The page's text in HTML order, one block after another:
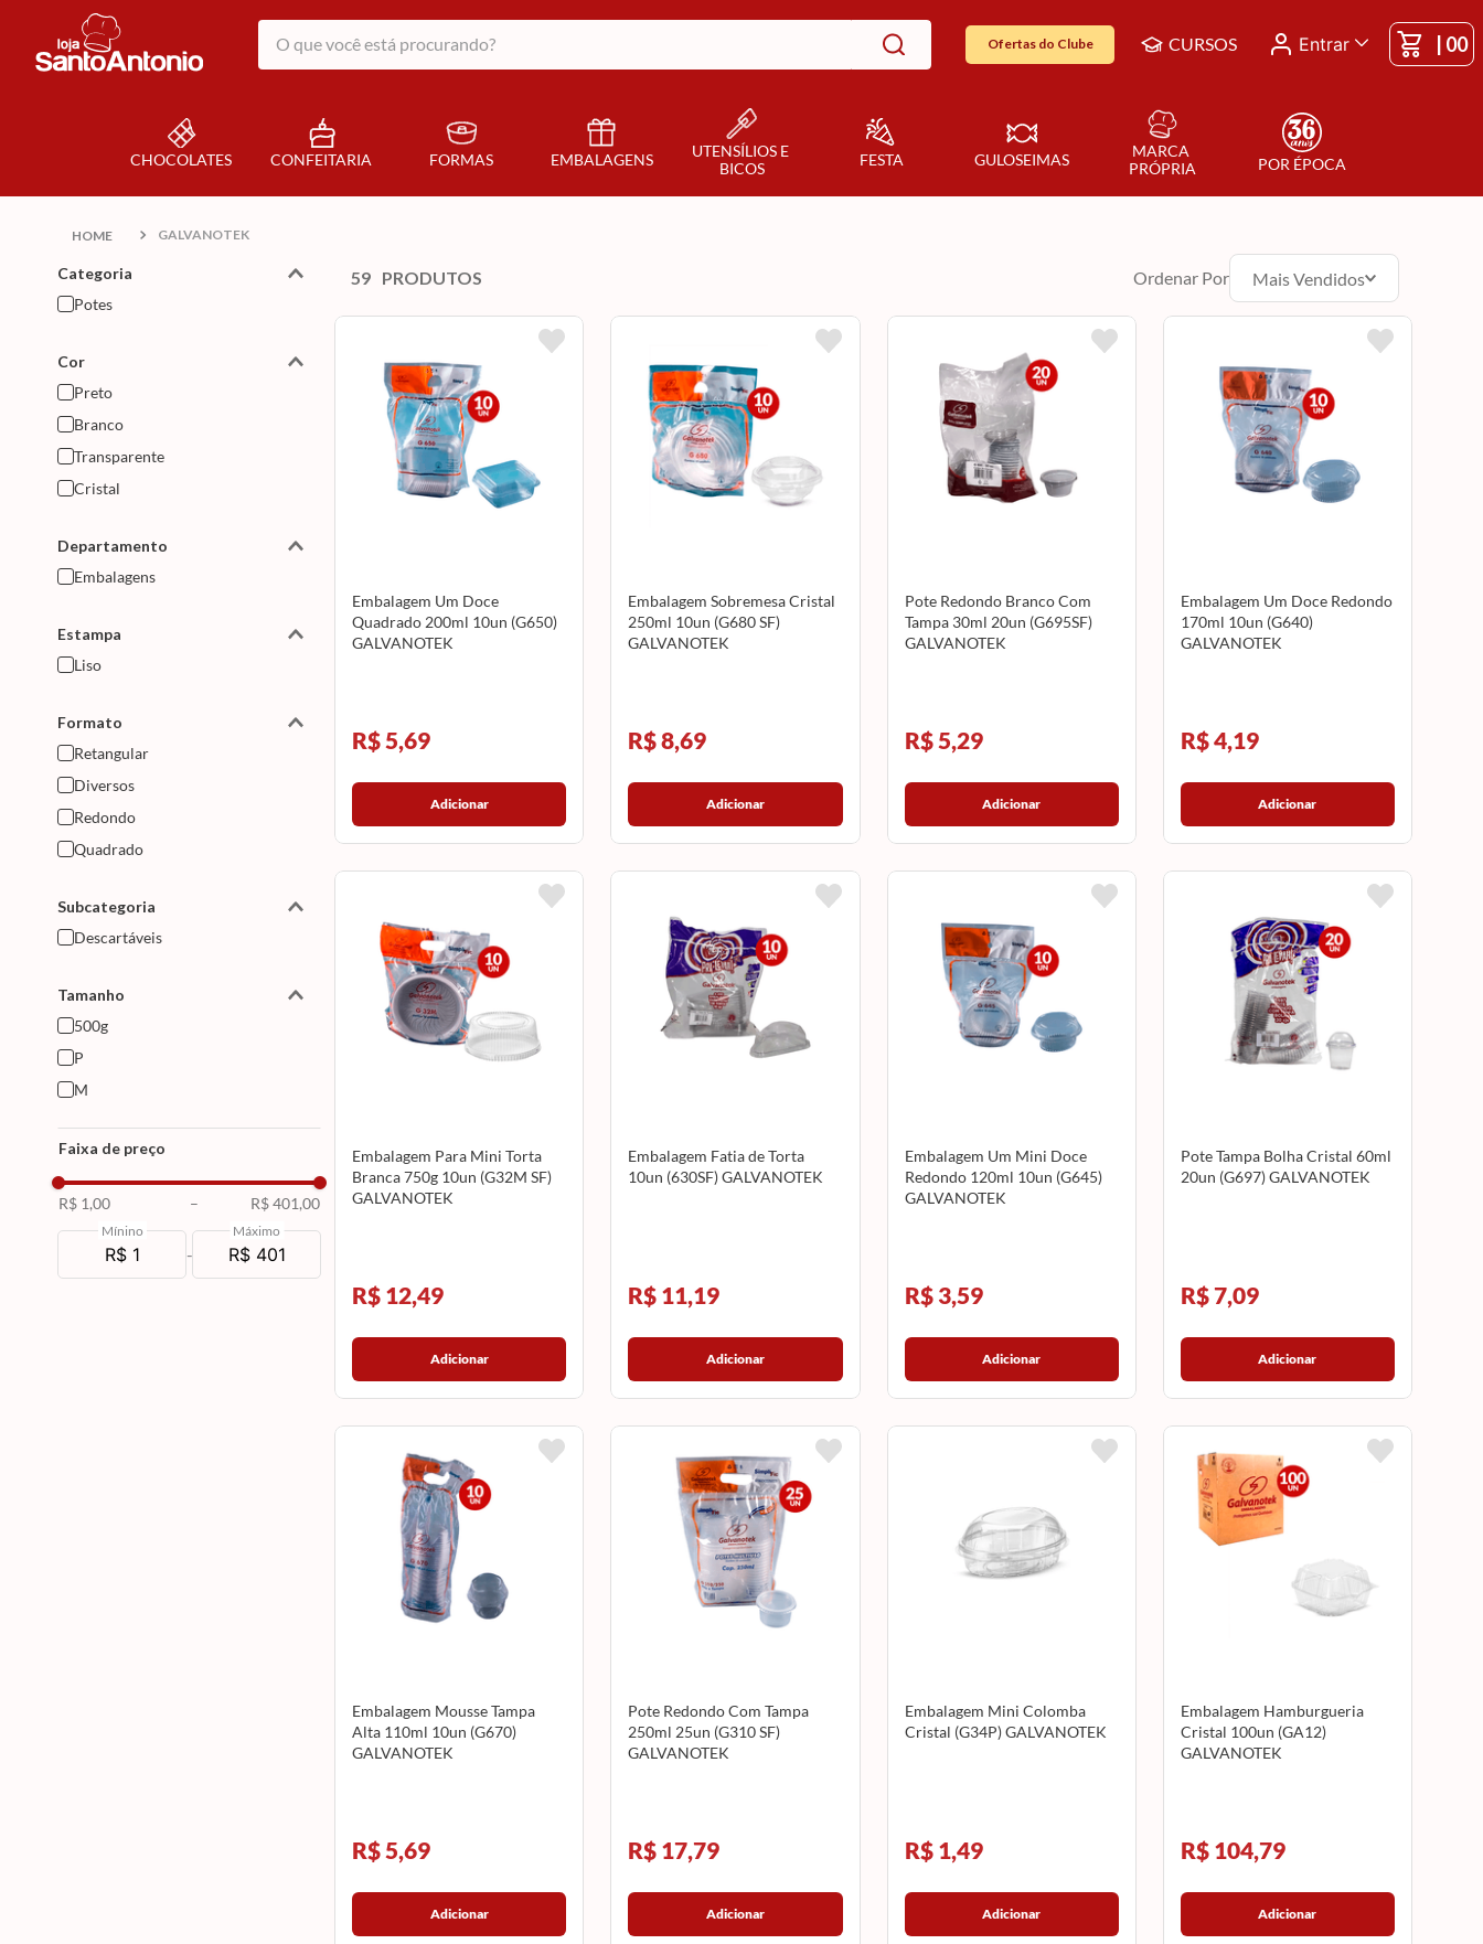
O que você está procurando?
Ofertas do Clube CURSOS Entrar 00
CHOCOLATES CONFEITARIA FORMAS EMBALAGENS
UTENSÍLIOS E
BICOS
FESTA GULOSEIMAS
MARCA
PRÓPRIA
POR ÉPOCA
GALVANOTEK
Categoria
Potes
Cor
Preto
Branco
Transparente
Cristal
Departamento
Embalagens
Estampa
Liso
Formato
Retangular
Diversos
Redondo
Quadrado
Subcategoria
Descartáveis
Tamanho
500g
P
M
Faixa de preço
R$ 1,00 – R$ 401,00
Mínino
-
Máximo
59 PRODUTOS Ordenar Por Mais Vendidos
Embalagem Um Doce
Quadrado 200ml 10un (G650)
GALVANOTEK
R$ 5,69
Adicionar
Embalagem Sobremesa Cristal
250ml 10un (G680 SF)
GALVANOTEK
R$ 8,69
Adicionar
Pote Redondo Branco Com
Tampa 30ml 20un (G695SF)
GALVANOTEK
R$ 5,29
Adicionar
Embalagem Um Doce Redondo
170ml 10un (G640)
GALVANOTEK
R$ 4,19
Adicionar
Embalagem Para Mini Torta
Branca 750g 10un (G32M SF)
GALVANOTEK
R$ 12,49
Adicionar
Embalagem Fatia de Torta
10un (630SF) GALVANOTEK
R$ 11,19
Adicionar
Embalagem Um Mini Doce
Redondo 120ml 10un (G645)
GALVANOTEK
R$ 3,59
Adicionar
Pote Tampa Bolha Cristal 60ml
20un (G697) GALVANOTEK
R$ 7,09
Adicionar
Embalagem Mousse Tampa
Alta 110ml 10un (G670)
GALVANOTEK
R$ 5,69
Adicionar
Pote Redondo Com Tampa
250ml 25un (G310 SF)
GALVANOTEK
R$ 17,79
Adicionar
Embalagem Mini Colomba
Cristal (G34P) GALVANOTEK
R$ 1,49
Adicionar
Embalagem Hamburgueria
Cristal 100un (GA12)
GALVANOTEK
R$ 104,79
Adicionar